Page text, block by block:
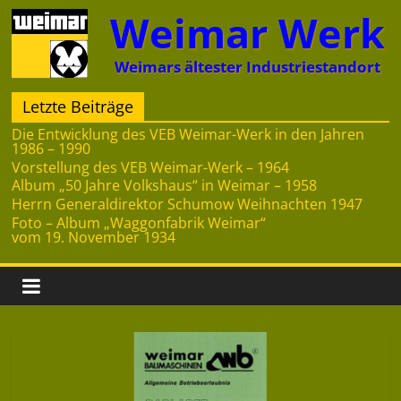
Zum
Inhalt
springen
Weimar Werk
Weimars ältester Industriestandort
Letzte Beiträge
Die Entwicklung des VEB Weimar-Werk in den Jahren
1986 – 1990
Vorstellung des VEB Weimar-Werk – 1964
Album „50 Jahre Volkshaus“ in Weimar – 1958
Herrn Generaldirektor Schumow Weihnachten 1947
Foto – Album „Waggonfabrik Weimar“
vom 19. November 1934